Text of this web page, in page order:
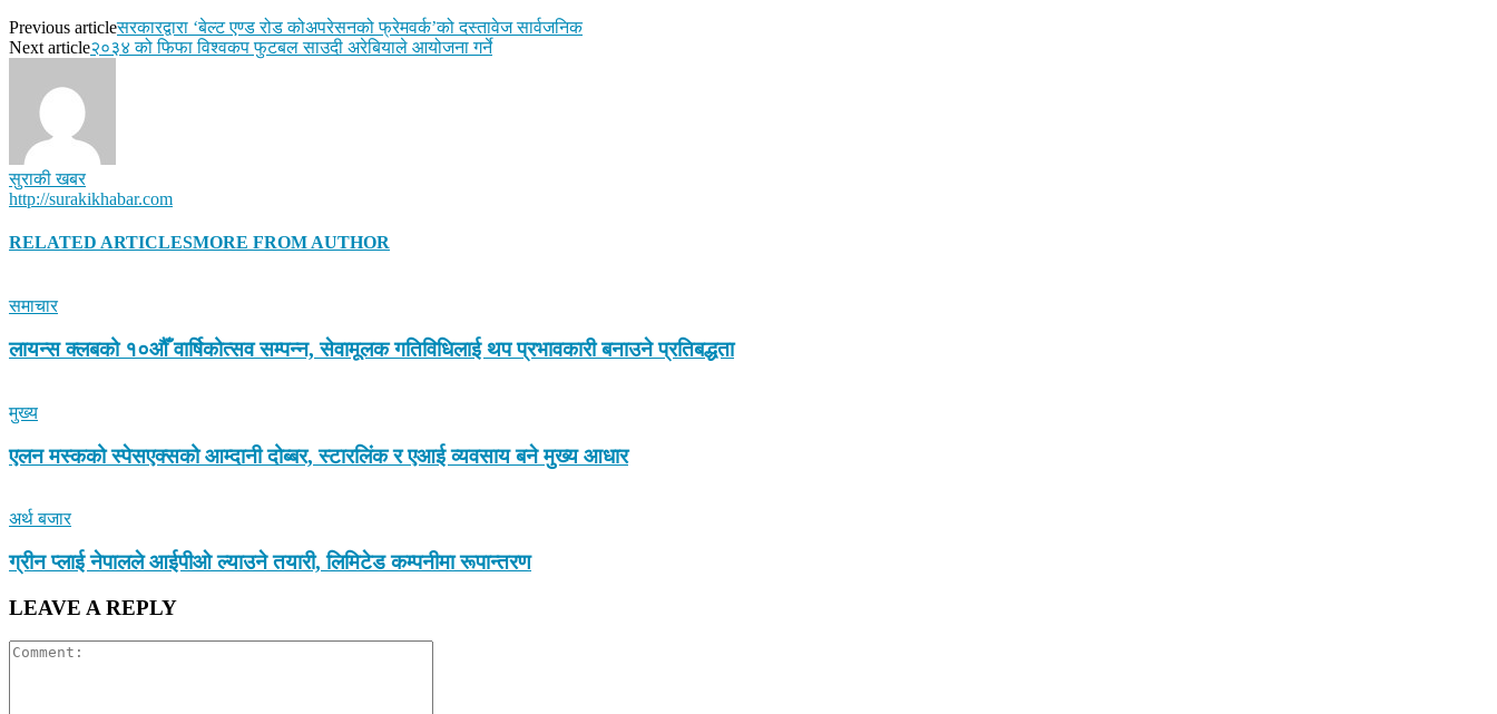
Previous articleसरकारद्वारा ‘बेल्ट एण्ड रोड कोअपरेसनको फ्रेमवर्क’को दस्तावेज सार्वजनिक
Next article२०३४ को फिफा विश्वकप फुटबल साउदी अरेबियाले आयोजना गर्ने
सुराकी खबर
http://surakikhabar.com
RELATED ARTICLESMORE FROM AUTHOR
समाचार
लायन्स क्लबको १०औँ वार्षिकोत्सव सम्पन्न, सेवामूलक गतिविधिलाई थप प्रभावकारी बनाउने प्रतिबद्धता
मुख्य
एलन मस्कको स्पेसएक्सको आम्दानी दोब्बर, स्टारलिंक र एआई व्यवसाय बने मुख्य आधार
अर्थ बजार
ग्रीन प्लाई नेपालले आईपीओ ल्याउने तयारी, लिमिटेड कम्पनीमा रूपान्तरण
LEAVE A REPLY